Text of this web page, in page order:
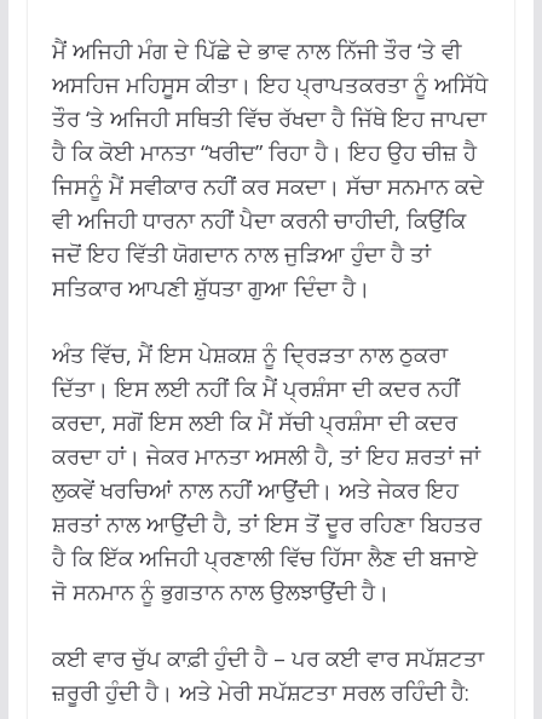
ਮੈਂ ਅਜਿਹੀ ਮੰਗ ਦੇ ਪਿੱਛੇ ਦੇ ਭਾਵ ਨਾਲ ਨਿੱਜੀ ਤੌਰ ‘ਤੇ ਵੀ
ਅਸਹਿਜ ਮਹਿਸੂਸ ਕੀਤਾ। ਇਹ ਪ੍ਰਾਪਤਕਰਤਾ ਨੂੰ ਅਸਿੱਧੇ
ਤੌਰ ‘ਤੇ ਅਜਿਹੀ ਸਥਿਤੀ ਵਿੱਚ ਰੱਖਦਾ ਹੈ ਜਿੱਥੇ ਇਹ ਜਾਪਦਾ
ਹੈ ਕਿ ਕੋਈ ਮਾਨਤਾ “ਖਰੀਦ” ਰਿਹਾ ਹੈ। ਇਹ ਉਹ ਚੀਜ਼ ਹੈ
ਜਿਸਨੂੰ ਮੈਂ ਸਵੀਕਾਰ ਨਹੀਂ ਕਰ ਸਕਦਾ। ਸੱਚਾ ਸਨਮਾਨ ਕਦੇ
ਵੀ ਅਜਿਹੀ ਧਾਰਨਾ ਨਹੀਂ ਪੈਦਾ ਕਰਨੀ ਚਾਹੀਦੀ, ਕਿਉਂਕਿ
ਜਦੋਂ ਇਹ ਵਿੱਤੀ ਯੋਗਦਾਨ ਨਾਲ ਜੁੜਿਆ ਹੁੰਦਾ ਹੈ ਤਾਂ
ਸਤਿਕਾਰ ਆਪਣੀ ਸ਼ੁੱਧਤਾ ਗੁਆ ਦਿੰਦਾ ਹੈ।
ਅੰਤ ਵਿੱਚ, ਮੈਂ ਇਸ ਪੇਸ਼ਕਸ਼ ਨੂੰ ਦ੍ਰਿੜਤਾ ਨਾਲ ਠੁਕਰਾ
ਦਿੱਤਾ। ਇਸ ਲਈ ਨਹੀਂ ਕਿ ਮੈਂ ਪ੍ਰਸ਼ੰਸਾ ਦੀ ਕਦਰ ਨਹੀਂ
ਕਰਦਾ, ਸਗੋਂ ਇਸ ਲਈ ਕਿ ਮੈਂ ਸੱਚੀ ਪ੍ਰਸ਼ੰਸਾ ਦੀ ਕਦਰ
ਕਰਦਾ ਹਾਂ। ਜੇਕਰ ਮਾਨਤਾ ਅਸਲੀ ਹੈ, ਤਾਂ ਇਹ ਸ਼ਰਤਾਂ ਜਾਂ
ਲੁਕਵੇਂ ਖਰਚਿਆਂ ਨਾਲ ਨਹੀਂ ਆਉਂਦੀ। ਅਤੇ ਜੇਕਰ ਇਹ
ਸ਼ਰਤਾਂ ਨਾਲ ਆਉਂਦੀ ਹੈ, ਤਾਂ ਇਸ ਤੋਂ ਦੂਰ ਰਹਿਣਾ ਬਿਹਤਰ
ਹੈ ਕਿ ਇੱਕ ਅਜਿਹੀ ਪ੍ਰਣਾਲੀ ਵਿੱਚ ਹਿੱਸਾ ਲੈਣ ਦੀ ਬਜਾਏ
ਜੋ ਸਨਮਾਨ ਨੂੰ ਭੁਗਤਾਨ ਨਾਲ ਉਲਝਾਉਂਦੀ ਹੈ।
ਕਈ ਵਾਰ ਚੁੱਪ ਕਾਫ਼ੀ ਹੁੰਦੀ ਹੈ – ਪਰ ਕਈ ਵਾਰ ਸਪੱਸ਼ਟਤਾ
ਜ਼ਰੂਰੀ ਹੁੰਦੀ ਹੈ। ਅਤੇ ਮੇਰੀ ਸਪੱਸ਼ਟਤਾ ਸਰਲ ਰਹਿੰਦੀ ਹੈ: